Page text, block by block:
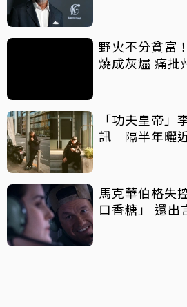
野火不分貧富
燒成灰燼 痛批
「功夫皇帝」
訊 隔半年曬
馬克華伯格失
口香糖」 還出